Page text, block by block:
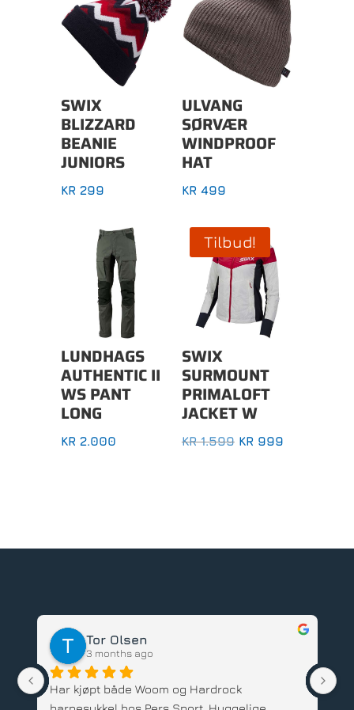
SWIX
BLIZZARD
BEANIE
JUNIORS
KR299
ULVANG
SØRVÆR
WINDPROOF
HAT
KR499
LUNDHAGS
AUTHENTIC II
WS PANT
LONG
KR2.000
Tilbud!
SWIX
SURMOUNT
PRIMALOFT
JACKET W
KR1.599 OPPRINNELIG
KR999
Tor Olsen
3 months ago
Har kjøpt både Woom og Hardrock